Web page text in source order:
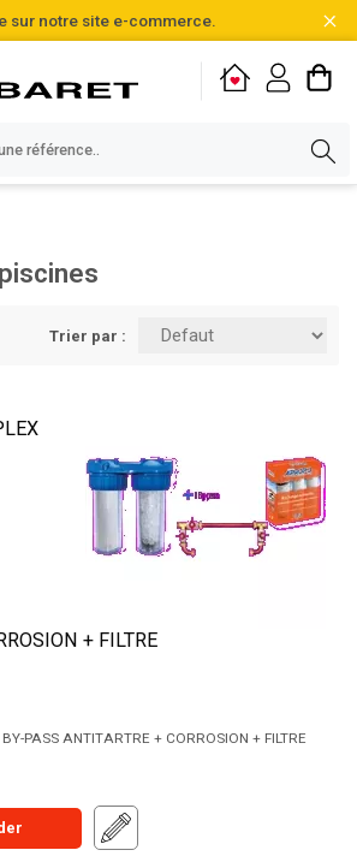
sur notre site e-commerce.
Trier par :
+ FILTRE
BY-PASS ANTITARTRE + CORROSION + FILTRE